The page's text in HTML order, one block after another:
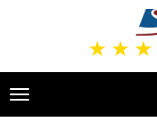
★ ★ ★
Toggle
navigation